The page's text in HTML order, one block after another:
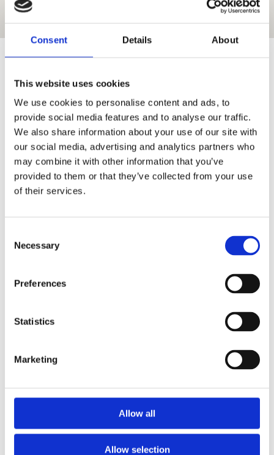
Consent Details About
This website uses cookies
We use cookies to personalise content and ads, to
provide social media features and to analyse our traffic.
We also share information about your use of our site with
our social media, advertising and analytics partners who
may combine it with other information that you’ve
provided to them or that they’ve collected from your use
of their services.
Selection
Necessary
Preferences
Statistics
Marketing
Allow all
Allow selection
στη Σύρο
Στη Σύρο σίγουρα θα σας κερδίσει μια βόλτα
στην πανέμορφη και αρχιτεκτονικά άρτια
Ερμούπολη. Ξεχωριστή από τις συνηθισμένες
κυκλαδίτικες Χώρες, η Ερμούπολη διαθέτει
πολλά μαγαζιά για ψώνια, καφετέριες,μπαρ και
εστιατόρια. Εκεί θα δείτε την Πλατεία Μιαούλη
εμπνευσμένο από τρεις διαφορετικούς ρυθμούς
Φυσικά την Ερμούπολη κοσμεί το Δημοτικό
Ιταλική και Γαλλική αρχιτεκτονική.
Μία από τις βόλτες θα είναι στην Άνω Σύρο με
υπέροχα μαγαζάκια στα οποία θα γευτείτε τις
όμορφο χωριό, με οργανωμένη παραλία και